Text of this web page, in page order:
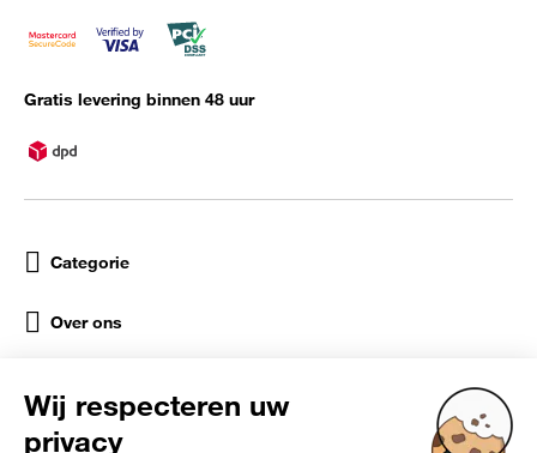
Gratis levering binnen 48 uur
Categorie
Over ons
Sociale netwerken